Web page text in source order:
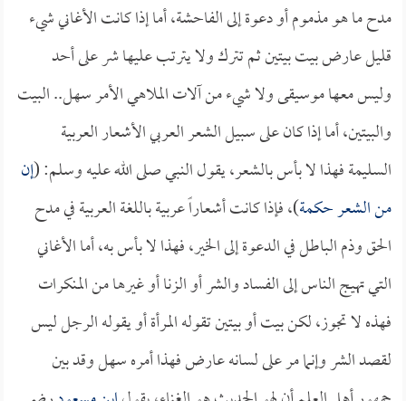
مدح ما هو مذموم أو دعوة إلى الفاحشة، أما إذا كانت الأغاني شيء
قليل عارض بيت بيتين ثم تترك ولا يترتب عليها شر على أحد
وليس معها موسيقى ولا شيء من آلات الملاهي الأمر سهل.. البيت
والبيتين، أما إذا كان على سبيل الشعر العربي الأشعار العربية
السليمة فهذا لا بأس بالشعر، يقول النبي صلى الله عليه وسلم: (إن
من الشعر حكمة)، فإذا كانت أشعاراً عربية باللغة العربية في مدح
الحق وذم الباطل في الدعوة إلى الخير، فهذا لا بأس به، أما الأغاني
التي تهيج الناس إلى الفساد والشر أو الزنا أو غيرها من المنكرات
فهذه لا تجوز، لكن بيت أو بيتين تقوله المرأة أو يقوله الرجل ليس
لقصد الشر وإنما مر على لسانه عارض فهذا أمره سهل وقد بين